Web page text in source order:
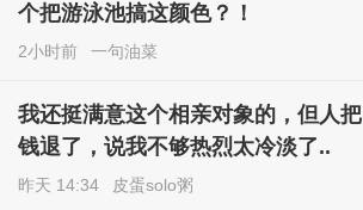
个把游泳池搞这颜色？！
2小时前 一句油菜
我还挺满意这个相亲对象的，但人把
钱退了，说我不够热烈太冷淡了..
昨天 14:34 皮蛋solo粥